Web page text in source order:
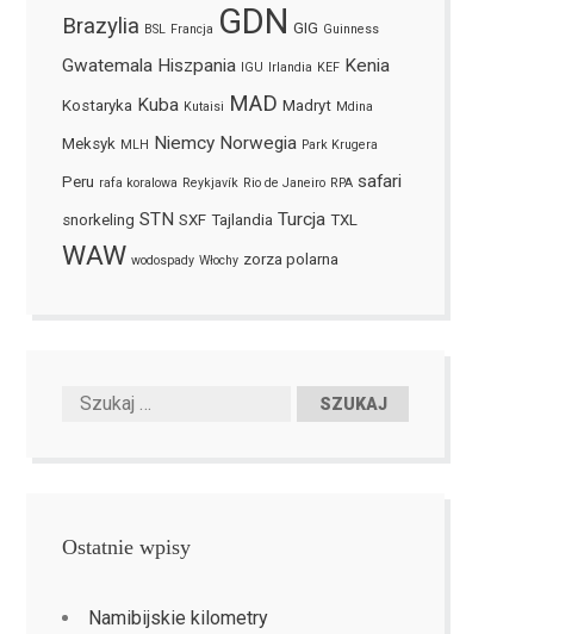
Brazylia BSL Francja GDN GIG Guinness
Gwatemala Hiszpania IGU Irlandia KEF Kenia
Kostaryka Kuba Kutaisi MAD Madryt Mdina
Meksyk MLH Niemcy Norwegia Park Krugera
Peru rafa koralowa Reykjavík Rio de Janeiro RPA safari
snorkeling STN SXF Tajlandia Turcja TXL
WAW wodospady Włochy zorza polarna
Ostatnie wpisy
Namibijskie kilometry